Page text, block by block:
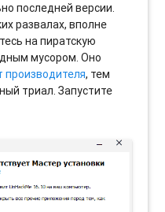
последней версии.
развалах, вполне
на пиратскую
мусором. Оно
производителя, тем
триал. Запустите